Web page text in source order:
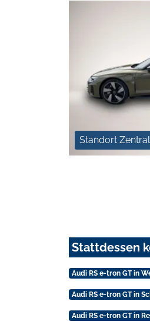
Standort
Stattdessen
Audi RS e-tron GT in
Audi RS e-tron GT in
Audi RS e-tron GT in